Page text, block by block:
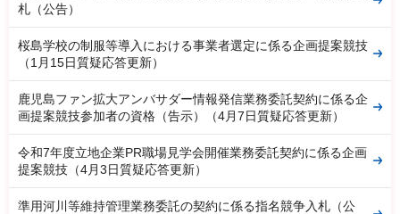
札（公告）
桜島学校の制服等導入における事業者選定に係る企画提案競技
（1月15日質疑応答更新）
鹿児島ファン拡大アンバサダー情報発信業務委託契約に係る企
画提案競技参加者の資格（告示）（4月7日質疑応答更新）
令和7年度立地企業PR職場見学会開催業務委託契約に係る企画
提案競技（4月3日質疑応答更新）
準用河川等維持管理業務委託の契約に係る指名競争入札（公